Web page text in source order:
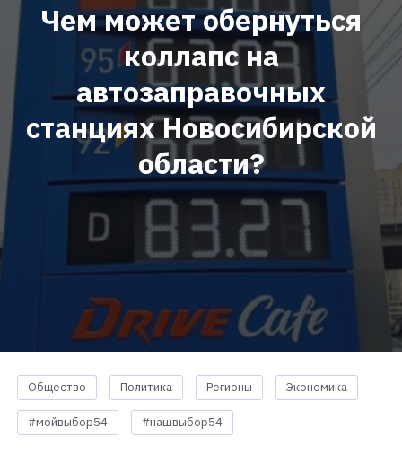
Чем может обернуться
коллапс на
автозаправочных
станциях Новосибирской
области?
Общество Политика Регионы Экономика
#мойвыбор54 #нашвыбор54